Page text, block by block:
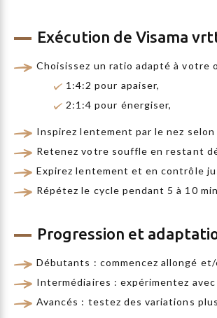
Exécution de Visama
Choisissez un ratio adapté à votre
1:4:2 pour apaiser,
2:1:4 pour énergiser,
Inspirez lentement par le nez
Retenez votre souffle en restant
Expirez lentement et en contrôle
Répétez le cycle pendant 5 à 10
Progression et
Débutants : commencez allongé
Intermédiaires : expérimentez
Avancés : testez des variations